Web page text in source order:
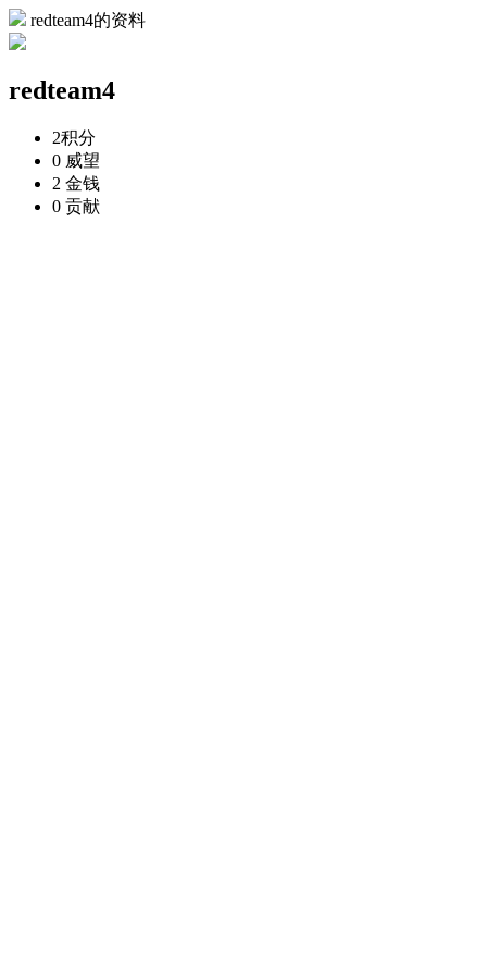
redteam4的资料
redteam4
2积分
0 威望
2 金钱
0 贡献